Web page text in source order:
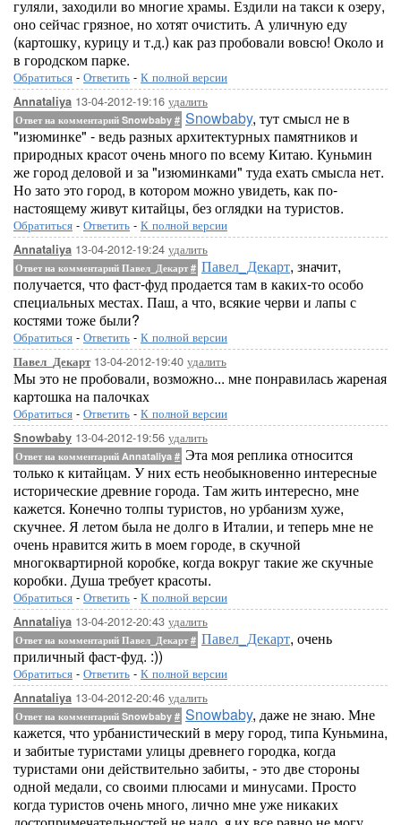
гуляли, заходили во многие храмы. Ездили на такси к озеру,
оно сейчас грязное, но хотят очистить. А уличную еду
(картошку, курицу и т.д.) как раз пробовали вовсю! Около и
в городском парке.
Обратиться - Ответить - К полной версии
Annataliya 13-04-2012-19:16 удалить
Ответ на комментарий Snowbaby # Snowbaby, тут смысл не в
"изюминке" - ведь разных архитектурных памятников и
природных красот очень много по всему Китаю. Куньмин
же город деловой и за "изюминками" туда ехать смысла нет.
Но зато это город, в котором можно увидеть, как по-
настоящему живут китайцы, без оглядки на туристов.
Обратиться - Ответить - К полной версии
Annataliya 13-04-2012-19:24 удалить
Ответ на комментарий Павел_Декарт# Павел_Декарт, значит,
получается, что фаст-фуд продается там в каких-то особо
специальных местах. Паш, а что, всякие черви и лапы с
костями тоже были?
Обратиться - Ответить - К полной версии
Павел_Декарт13-04-2012-19:40 удалить
Мы это не пробовали, возможно... мне понравилась жареная
картошка на палочках
Обратиться - Ответить - К полной версии
Snowbaby 13-04-2012-19:56 удалить
Ответ на комментарий Annataliya # Эта моя реплика относится
только к китайцам. У них есть необыкновенно интересные
исторические древние города. Там жить интересно, мне
кажется. Конечно толпы туристов, но урбанизм хуже,
скучнее. Я летом была не долго в Италии, и теперь мне не
очень нравится жить в моем городе, в скучной
многоквартирной коробке, когда вокруг такие же скучные
коробки. Душа требует красоты.
Обратиться - Ответить - К полной версии
Annataliya 13-04-2012-20:43 удалить
Ответ на комментарий Павел_Декарт# Павел_Декарт, очень
приличный фаст-фуд. :))
Обратиться - Ответить - К полной версии
Annataliya 13-04-2012-20:46 удалить
Ответ на комментарий Snowbaby # Snowbaby, даже не знаю. Мне
кажется, что урбанистический в меру город, типа Куньмина,
и забитые туристами улицы древнего городка, когда
туристами они действительно забиты, - это две стороны
одной медали, со своими плюсами и минусами. Просто
когда туристов очень много, лично мне уже никаких